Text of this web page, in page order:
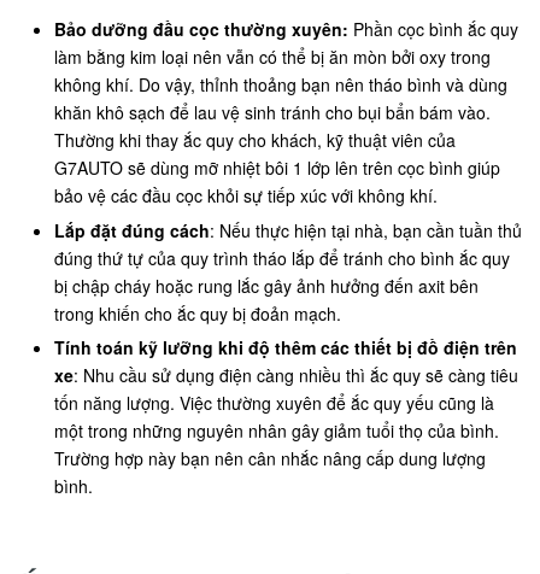
Bảo dưỡng đầu cọc thường xuyên: Phần cọc bình ắc quy
làm bằng kim loại nên vẫn có thể bị ăn mòn bởi oxy trong
không khí. Do vậy, thỉnh thoảng bạn nên tháo bình và dùng
khăn khô sạch để lau vệ sinh tránh cho bụi bẩn bám vào.
Thường khi thay ắc quy cho khách, kỹ thuật viên của
G7AUTO sẽ dùng mỡ nhiệt bôi 1 lớp lên trên cọc bình giúp
bảo vệ các đầu cọc khỏi sự tiếp xúc với không khí.
Lắp đặt đúng cách: Nếu thực hiện tại nhà, bạn cần tuần thủ
đúng thứ tự của quy trình tháo lắp để tránh cho bình ắc quy
bị chập cháy hoặc rung lắc gây ảnh hưởng đến axit bên
trong khiến cho ắc quy bị đoản mạch.
Tính toán kỹ lưỡng khi độ thêm các thiết bị đồ điện trên
xe: Nhu cầu sử dụng điện càng nhiều thì ắc quy sẽ càng tiêu
tốn năng lượng. Việc thường xuyên để ắc quy yếu cũng là
một trong những nguyên nhân gây giảm tuổi thọ của bình.
Trường hợp này bạn nên cân nhắc nâng cấp dung lượng
bình.